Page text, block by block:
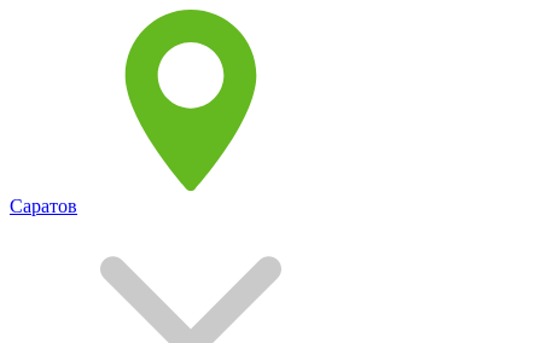
Саратов